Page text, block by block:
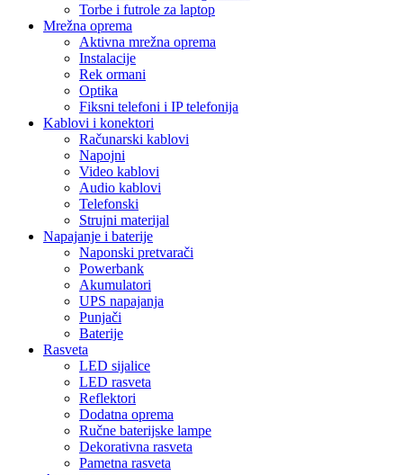
Torbe i futrole za laptop
Mrežna oprema
Aktivna mrežna oprema
Instalacije
Rek ormani
Optika
Fiksni telefoni i IP telefonija
Kablovi i konektori
Računarski kablovi
Napojni
Video kablovi
Audio kablovi
Telefonski
Strujni materijal
Napajanje i baterije
Naponski pretvarači
Powerbank
Akumulatori
UPS napajanja
Punjači
Baterije
Rasveta
LED sijalice
LED rasveta
Reflektori
Dodatna oprema
Ručne baterijske lampe
Dekorativna rasveta
Pametna rasveta